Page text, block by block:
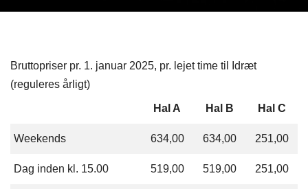
Bruttopriser pr. 1. januar 2025, pr. lejet time til Idræt
(reguleres årligt)
Hal A Hal B Hal C
Weekends 634,00 634,00 251,00
Dag inden kl. 15.00 519,00 519,00 251,00